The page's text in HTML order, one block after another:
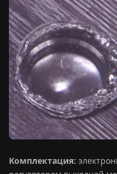
Комплектация: